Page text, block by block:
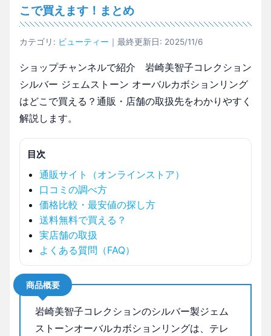
こで買えます！まとめ
カテゴリ: ビューティー ｜最終更新日: 2025/11/6
ショップチャンネルで紹介 岩崎美智子コレクション
シルバー ジェムストーン オーバルカボションリング
はどこで買える？通販・店舗の取扱先をわかりやすく
解説します。
目次
通販サイト（オンラインストア）
口コミの調べ方
価格比較・最安値の探し方
送料無料で買える？
実店舗の取扱
よくある質問（FAQ）
商品概要
岩崎美智子コレクションのシルバー製ジェム
ストーンオーバルカボションリングは、テレ